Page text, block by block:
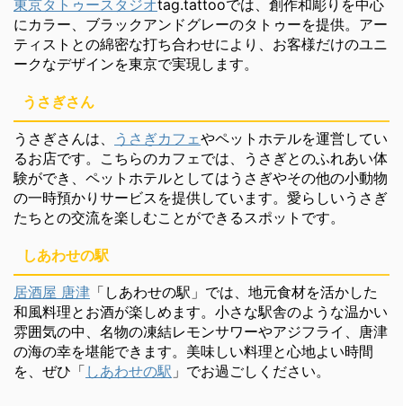
東京タトゥースタジオtag.tattooでは、創作和彫りを中心
にカラー、ブラックアンドグレーのタトゥーを提供。アー
ティストとの綿密な打ち合わせにより、お客様だけのユニ
ークなデザインを東京で実現します。
うさぎさん
うさぎさんは、 うさぎカフェやペットホテルを運営してい
るお店です。こちらのカフェでは、うさぎとのふれあい体
験ができ、ペットホテルとしてはうさぎやその他の小動物
の一時預かりサービスを提供しています。愛らしいうさぎ
たちとの交流を楽しむことができるスポットです。
しあわせの駅
居酒屋 唐津 「しあわせの駅」では、地元食材を活かした
和風料理とお酒が楽しめます。小さな駅舎のような温かい
雰囲気の中、名物の凍結レモンサワーやアジフライ、唐津
の海の幸を堪能できます。美味しい料理と心地よい時間
を、ぜひ「 しあわせの駅 」でお過ごしください。